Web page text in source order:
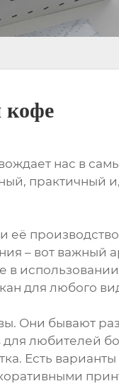
кофе
нас в
практичный
её
– вот важный
в
для любого
Они бывают
любителей
Есть